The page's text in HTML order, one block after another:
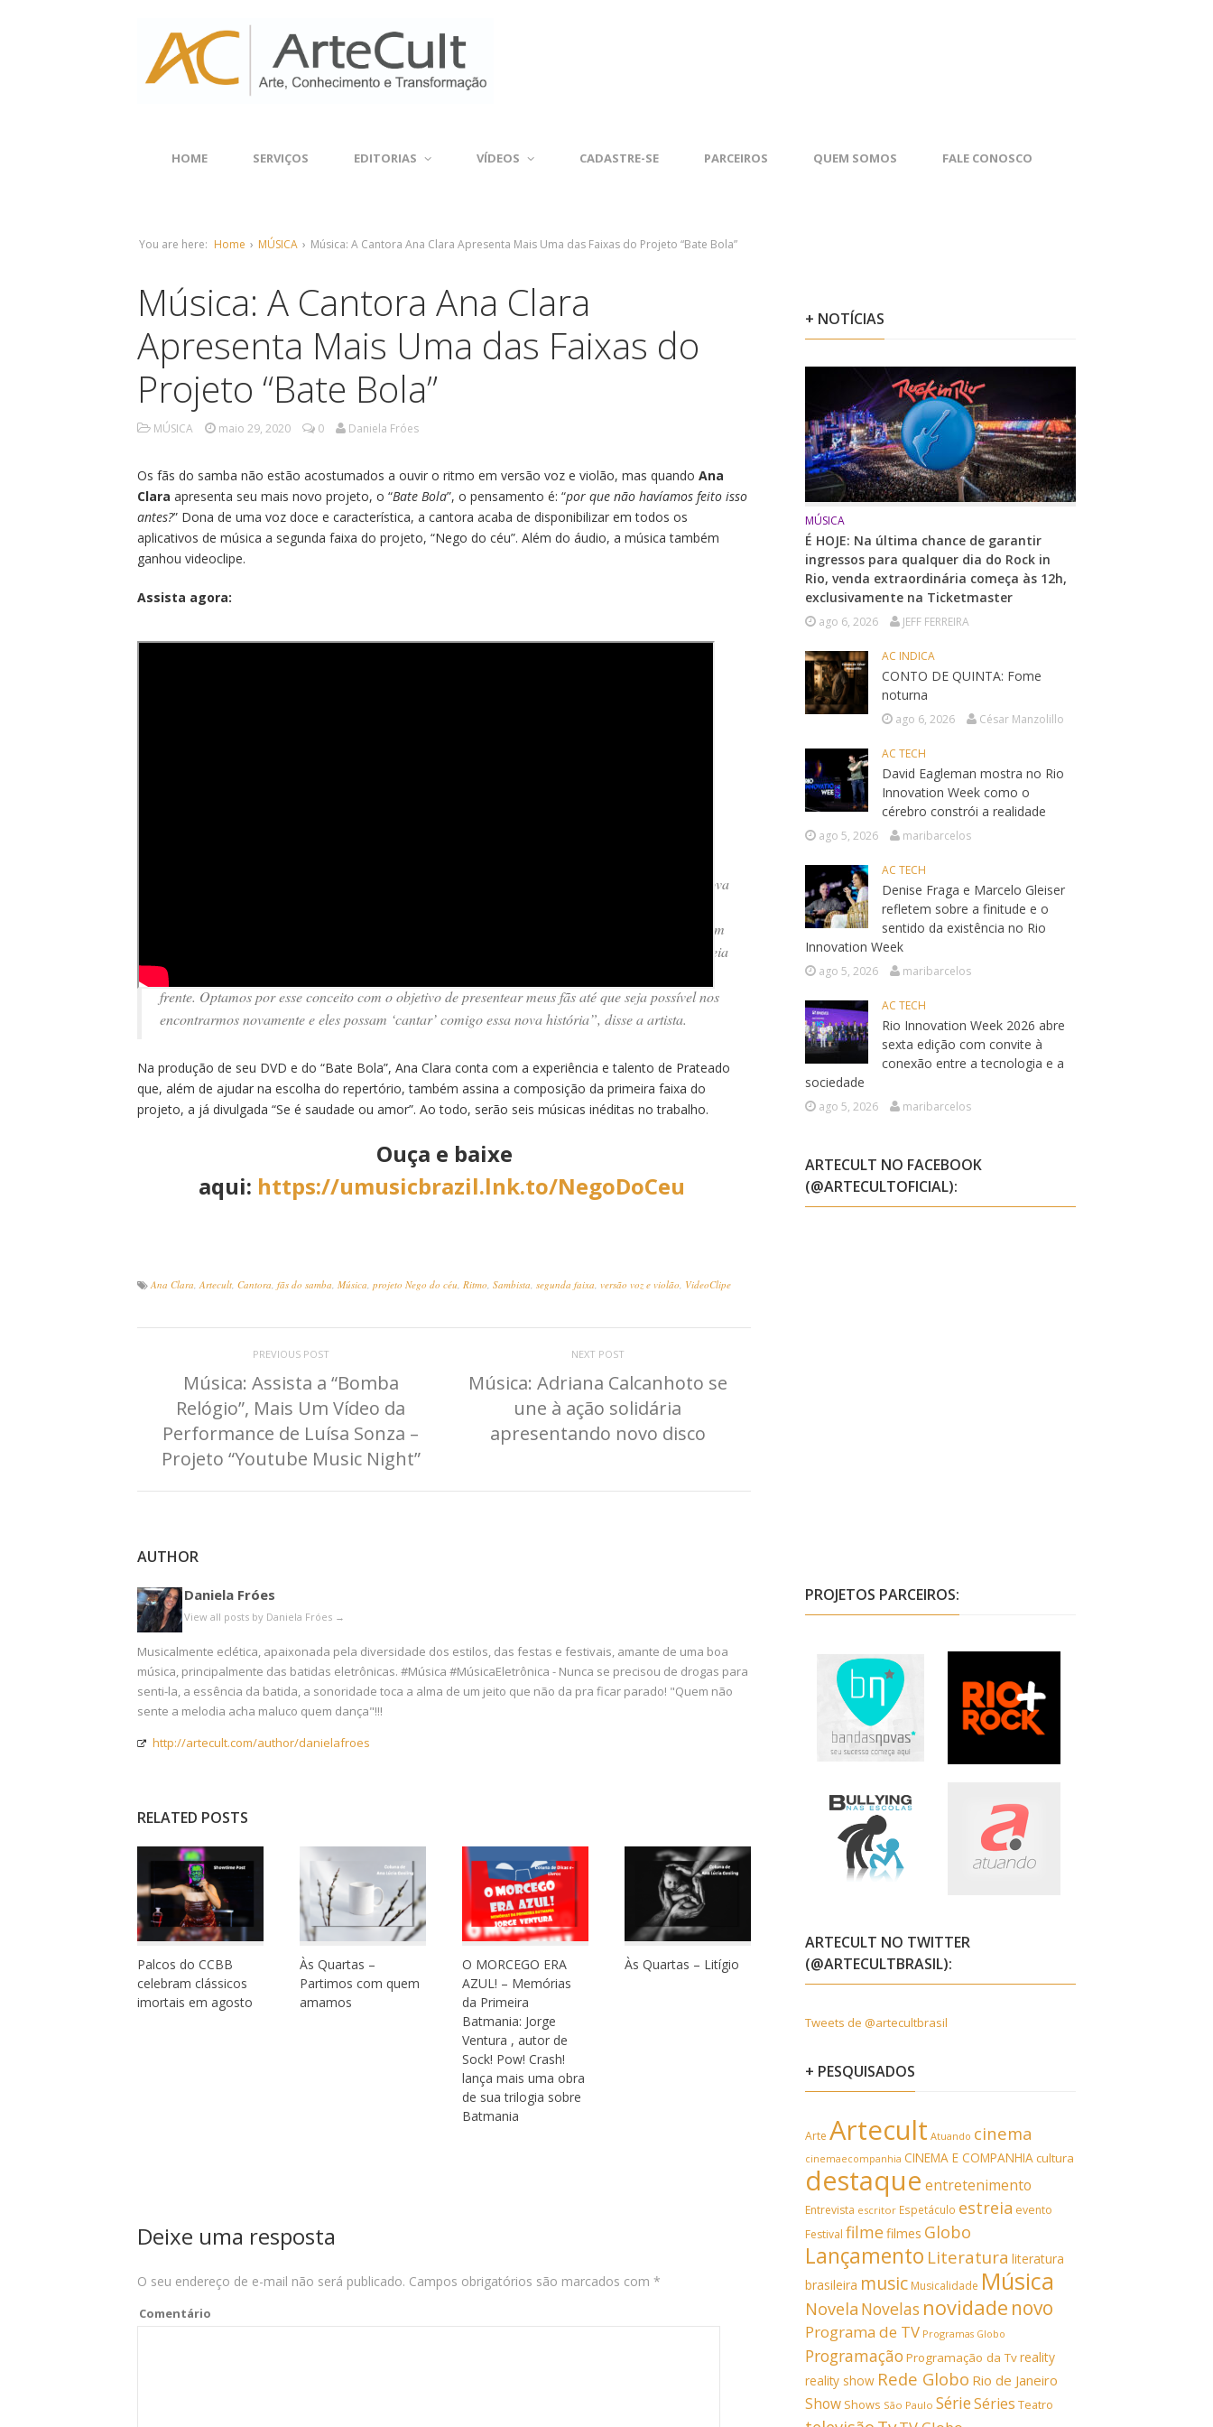
HOME SERVIÇOS EDITORIAS VÍDEOS CADASTRE-SE PARCEIROS QUEM SOMOS FALE CONOSCO
You are here: Home › MÚSICA › Música: A Cantora Ana Clara Apresenta Mais Uma das Faixas do Projeto “Bate Bola”
Música: A Cantora Ana Clara
Apresenta Mais Uma das Faixas do
Projeto “Bate Bola”
MÚSICA maio 29, 2020 0 Daniela Fróes
Os fãs do samba não estão acostumados a ouvir o ritmo em versão voz e violão, mas quando Ana
Clara apresenta seu mais novo projeto, o “Bate Bola”, o pensamento é: “por que não havíamos feito isso
antes?” Dona de uma voz doce e característica, a cantora acaba de disponibilizar em todos os
aplicativos de música a segunda faixa do projeto, “Nego do céu”. Além do áudio, a música também
ganhou videoclipe.
Assista agora:
femininas mais promissoras do samba atualmente. “Tô muito feliz e animada com essa minha nova
antes. Tivemos a ideia de lançar essas seis músicas, mostrando as minhas raízes do samba, em um
novo formato de voz e violão, como um esquenta para o meu DVD. O ‘Bate Bola’ já tem essa ideia
de algo que apresenta ao público, de forma íntima e rápida, um pouco do trabalho que vem pela
frente. Optamos por esse conceito com o objetivo de presentear meus fãs até que seja possível nos
encontrarmos novamente e eles possam ‘cantar’ comigo essa nova história”, disse a artista.
Na produção de seu DVD e do “Bate Bola”, Ana Clara conta com a experiência e talento de Prateado
que, além de ajudar na escolha do repertório, também assina a composição da primeira faixa do
projeto, a já divulgada “Se é saudade ou amor”. Ao todo, serão seis músicas inéditas no trabalho.
Ouça e baixe
aqui: https://umusicbrazil.lnk.to/NegoDoCeu
Ana Clara,Artecult, Cantora, fãs do samba, Música, projeto Nego do céu, Ritmo, Sambista, segunda faixa, versão voz e violão, VideoClipe
PREVIOUS POST
Música: Assista a “Bomba
Relógio”, Mais Um Vídeo da
Performance de Luísa Sonza –
Projeto “Youtube Music Night”
NEXT POST
Música: Adriana Calcanhoto se
une à ação solidária
apresentando novo disco
AUTHOR
Daniela Fróes
View all posts by Daniela Fróes →
Musicalmente eclética, apaixonada pela diversidade dos estilos, das festas e festivais, amante de uma boa
música, principalmente das batidas eletrônicas. #Música #MúsicaEletrônica - Nunca se precisou de drogas para
senti-la, a essência da batida, a sonoridade toca a alma de um jeito que não da pra ficar parado! "Quem não
sente a melodia acha maluco quem dança"!!!
http://artecult.com/author/danielafroes
RELATED POSTS
Palcos do CCBB
celebram clássicos
imortais em agosto
Às Quartas –
Partimos com quem
amamos
O MORCEGO ERA
AZUL! – Memórias
da Primeira
Batmania: Jorge
Ventura , autor de
Sock! Pow! Crash!
lança mais uma obra
de sua trilogia sobre
Batmania
Às Quartas – Litígio
Deixe uma resposta
O seu endereço de e-mail não será publicado. Campos obrigatórios são marcados com *
Comentário
+ NOTÍCIAS
MÚSICA
É HOJE: Na última chance de garantir
ingressos para qualquer dia do Rock in
Rio, venda extraordinária começa às 12h,
exclusivamente na Ticketmaster
ago 6, 2026 JEFF FERREIRA
AC INDICA
CONTO DE QUINTA: Fome
noturna
ago 6, 2026 César Manzolillo
AC TECH
David Eagleman mostra no Rio
Innovation Week como o
cérebro constrói a realidade
ago 5, 2026 maribarcelos
AC TECH
Denise Fraga e Marcelo Gleiser
refletem sobre a finitude e o
sentido da existência no Rio
Innovation Week
ago 5, 2026 maribarcelos
AC TECH
Rio Innovation Week 2026 abre
sexta edição com convite à
conexão entre a tecnologia e a
sociedade
ago 5, 2026 maribarcelos
ARTECULT NO FACEBOOK
(@ARTECULTOFICIAL):
PROJETOS PARCEIROS:
ARTECULT NO TWITTER
(@ARTECULTBRASIL):
Tweets de @artecultbrasil
+ PESQUISADOS
Arte Artecult Atuando cinema
cinemaecompanhia CINEMA E COMPANHIAcultura
destaque entretenimento
Entrevista escritor Espetáculo estreia evento
Festival filmefilmes Globo
Lançamento Literatura literatura
brasileira music Musicalidade Música
Novela Novelas novidade novo
Programa de TV Programas Globo
Programação Programação da Tvreality
reality show Rede Globo Rio de Janeiro
Show Shows São Paulo SérieSéries Teatro